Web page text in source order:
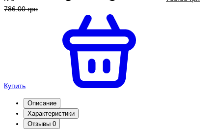
786.00 грн
Купить
Описание
Характеристики
Отзывы 0